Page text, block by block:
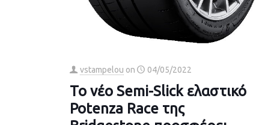
vstampelou on 04/05/2022
Το νέο Semi-Slick ελαστικό
Potenza Race της